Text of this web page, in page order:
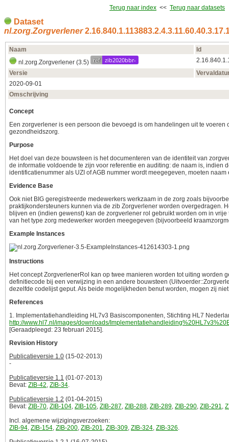
Terug naar index << Terug naar datasets
Dataset
nl.zorg.Zorgverlener
Naam
Id
nl.zorg.Zorgverlener (3.5)
ref zib2020bbr-
Versie
2020‑09‑01
Omschrijving
Concept
Een zorgverlener is een persoon die bevoegd is om handelingen uit te
gezondheidszorg.
Purpose
Het doel van deze bouwsteen is het documenteren van de identiteit van
de informatie voldoende te zijn voor referentie en auditing: de naam is, indien
identificatienummer als UZI of AGB nummer wordt meegegeven, moeten
Evidence Base
Ook niet BIG geregistreerde medewerkers werkzaam in de zorg zoals
praktijkondersteuners kunnen via de zib Zorgverlener worden overgedragen.
blijven en (indien gewenst) kan de zorgverlener rol gebruikt worden om in
van het type zorg medewerker worden meegegeven (bijvoorbeeld
Example Instances
Instructions
Het concept ZorgverlenerRol kan op twee manieren worden tot uiting worden
definitiecode bij een verwijzing in een andere bouwsteen
dezelfde codelijst geput. Als beide mogelijkheden benut worden, mogen zij
References
1. Implementatiehandleiding HL7v3 Basiscomponenten, Stichting HL7
http://www.hl7.nl/images/downloads/
[Geraadpleegd: 23 februari 2015].
Revision History
Publicatieversie 1.0 (15-02-2013)
-
Publicatieversie 1.1 (01-07-2013)
Bevat: ZIB-42, ZIB-34.
Publicatieversie 1.2 (01-04-2015)
Bevat: ZIB-70, ZIB-104, ZIB-105, ZIB-287, ZIB-288, ZIB-289, ZIB-290, ZIB-291,
Incl. algemene wijzigingsverzoeken:
ZIB-94, ZIB-154, ZIB-200, ZIB-201, ZIB-309, ZIB-324, ZIB-326.